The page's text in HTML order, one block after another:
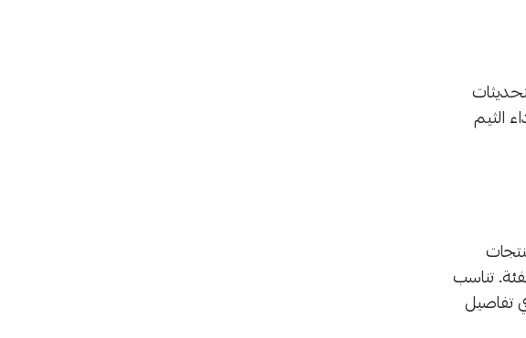
على تحديث وظائفه، فعلى مدار 32 من التحديثات
أداء الثيم
تناسب
تفاصيل